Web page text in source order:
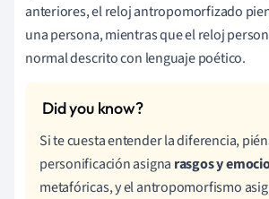
anteriores, el reloj antropomorfizado
una persona, mientras que el reloj
normal descrito con lenguaje poético.
Si te cuesta entender la diferencia,
personificación asigna rasgos y
metafóricas, y el antropomorfismo